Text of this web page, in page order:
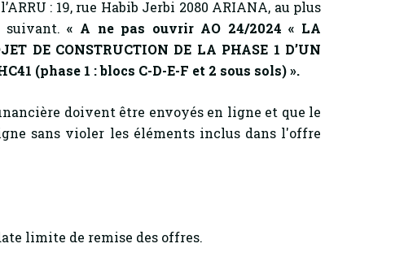
: 19, rue Habib Jerbi 2080 ARIANA, au plus
suivant. « A ne pas ouvrir AO 24/2024 « LA
DE CONSTRUCTION DE LA PHASE 1 D’UN
(phase 1 : blocs C-D-E-F et 2 sous sols)».
doivent être envoyés en ligne et que le
sans violer les éléments inclus dans l'offre
limite de remise des offres.